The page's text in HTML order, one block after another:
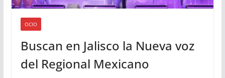
OCIO
Buscan en Jalisco la Nueva voz
del Regional Mexicano